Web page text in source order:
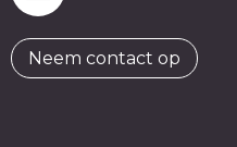
Neem contact op